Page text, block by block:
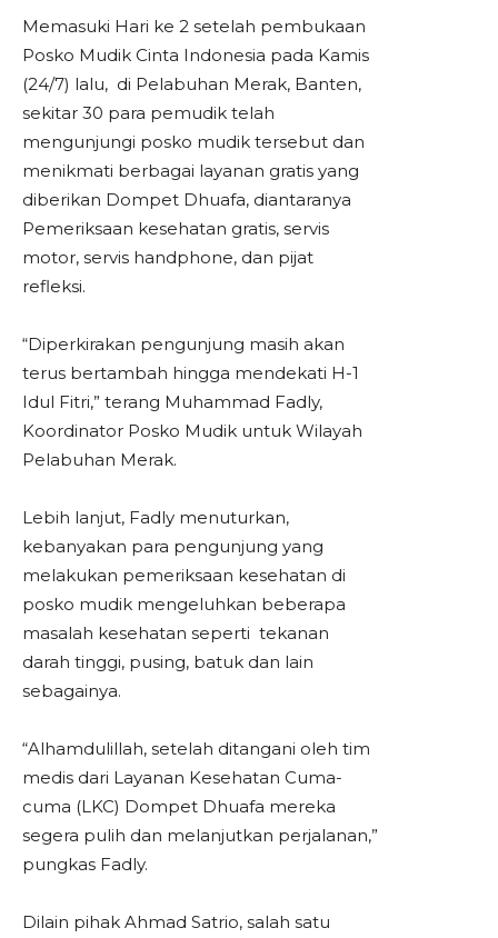
Memasuki Hari ke 2 setelah pembukaan
Posko Mudik Cinta Indonesia pada Kamis
(24/7) lalu, di Pelabuhan Merak, Banten,
sekitar 30 para pemudik telah
mengunjungi posko mudik tersebut dan
menikmati berbagai layanan gratis yang
diberikan Dompet Dhuafa, diantaranya
Pemeriksaan kesehatan gratis, servis
motor, servis handphone, dan pijat
refleksi.
“Diperkirakan pengunjung masih akan
terus bertambah hingga mendekati H-1
Idul Fitri,” terang Muhammad Fadly,
Koordinator Posko Mudik untuk Wilayah
Pelabuhan Merak.
Lebih lanjut, Fadly menuturkan,
kebanyakan para pengunjung yang
melakukan pemeriksaan kesehatan di
posko mudik mengeluhkan beberapa
masalah kesehatan seperti tekanan
darah tinggi, pusing, batuk dan lain
sebagainya.
“Alhamdulillah, setelah ditangani oleh tim
medis dari Layanan Kesehatan Cuma-
cuma (LKC) Dompet Dhuafa mereka
segera pulih dan melanjutkan perjalanan,”
pungkas Fadly.
Dilain pihak Ahmad Satrio, salah satu